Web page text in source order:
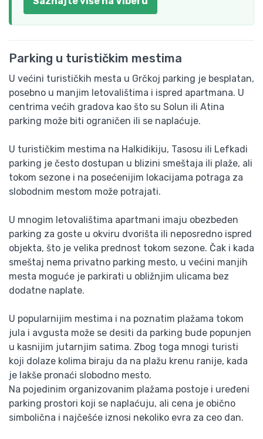
Parking u turističkim mestima
U većini turističkih mesta u Grčkoj parking je besplatan,
posebno u manjim letovalištima i ispred apartmana. U
centrima većih gradova kao što su Solun ili Atina
parking može biti ograničen ili se naplaćuje.
U turističkim mestima na Halkidikiju, Tasosu ili Lefkadi
parking je često dostupan u blizini smeštaja ili plaže, ali
tokom sezone i na posećenijim lokacijama potraga za
slobodnim mestom može potrajati.
U mnogim letovalištima apartmani imaju obezbeđen
parking za goste u okviru dvorišta ili neposredno ispred
objekta, što je velika prednost tokom sezone. Čak i kada
smeštaj nema privatno parking mesto, u većini manjih
mesta moguće je parkirati u obližnjim ulicama bez
dodatne naplate.
U popularnijim mestima i na poznatim plažama tokom
jula i avgusta može se desiti da parking bude popunjen
u kasnijim jutarnjim satima. Zbog toga mnogi turisti
koji dolaze kolima biraju da na plažu krenu ranije, kada
je lakše pronaći slobodno mesto.
Na pojedinim organizovanim plažama postoje i uređeni
parking prostori koji se naplaćuju, ali cena je obično
simbolična i najčešće iznosi nekoliko evra za ceo dan.